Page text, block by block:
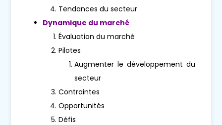
Tendances du secteur
Dynamique du marché
Évaluation du marché
Pilotes
Augmenter le développement du
secteur
Contraintes
Opportunités
Défis